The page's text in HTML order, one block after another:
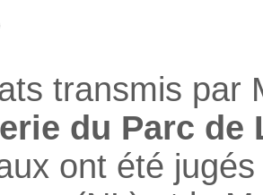
transmis par
du Parc de
ont été